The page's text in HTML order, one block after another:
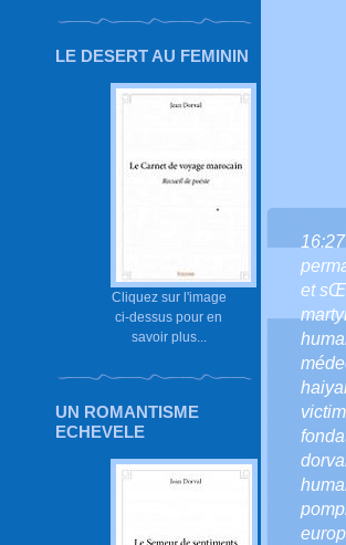
LE DESERT AU FEMININ
Cliquez sur l'image
ci-dessus pour en
savoir plus...
UN ROMANTISME
ECHEVELE
et